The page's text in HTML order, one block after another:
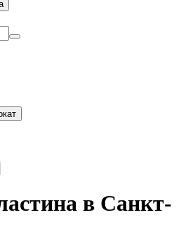
в Санкт-